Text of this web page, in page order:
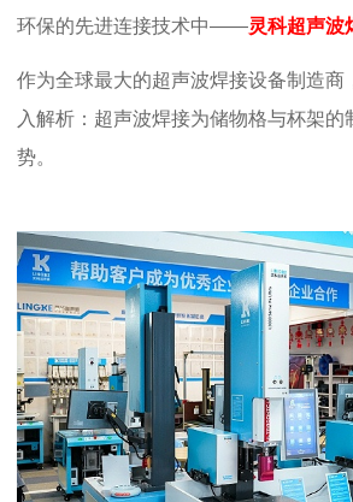
环保的先进连接技术中——灵科超声波
作为全球最大的超声波焊接设备制造商
入解析：超声波焊接为储物格与杯架的
势。